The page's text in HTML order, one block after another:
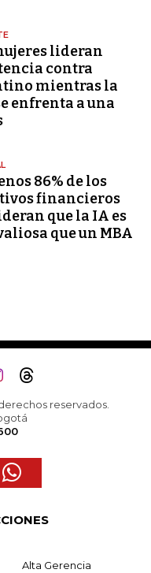
lideran
contra
mientras la
enfrenta a una
86% de los
financieros
que la IA es
que un MBA
reservados.
Alta Gerencia